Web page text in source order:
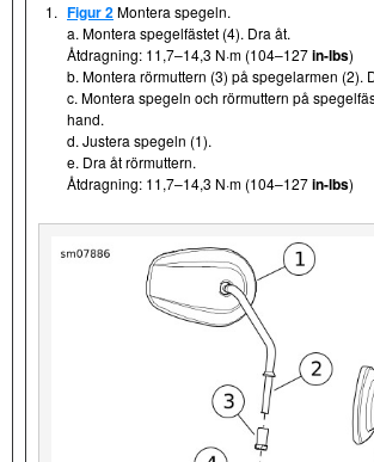
1. Figur 2Montera spegeln.
a. Montera spegelfästet (4). Dra åt.
Åtdragning: 11,7–14,3 N·m (104–127in-lbs)
b. Montera rörmuttern (3) på spegelarmen (2).
c. Montera spegeln och rörmuttern på
hand.
d. Justera spegeln (1).
e. Dra åt rörmuttern.
Åtdragning: 11,7–14,3 N·m (104–127in-lbs)